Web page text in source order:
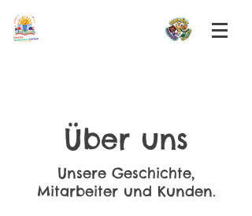
Über uns
Unsere Geschichte,
Mitarbeiter und Kunden.